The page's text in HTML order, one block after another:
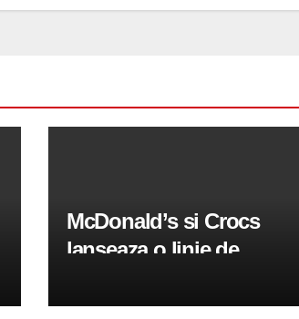
McDonald’s si Crocs
lanseaza o linie de
inspirata de Grimace si